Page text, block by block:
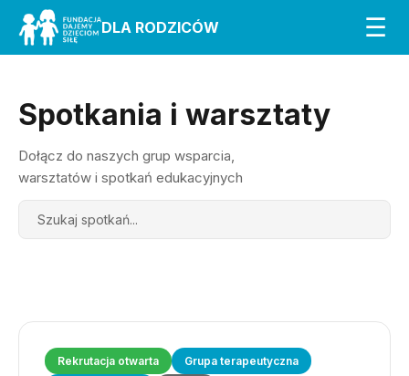
DLA RODZICÓW ☰
Spotkania i warsztaty
Dołącz do naszych grup wsparcia,
warsztatów i spotkań edukacyjnych
Search
Rekrutacja otwarta
Grupa terapeutyczna